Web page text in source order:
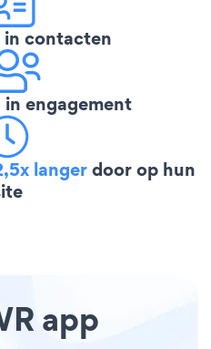
in contacten
in engagement
langerdoor op hun
app